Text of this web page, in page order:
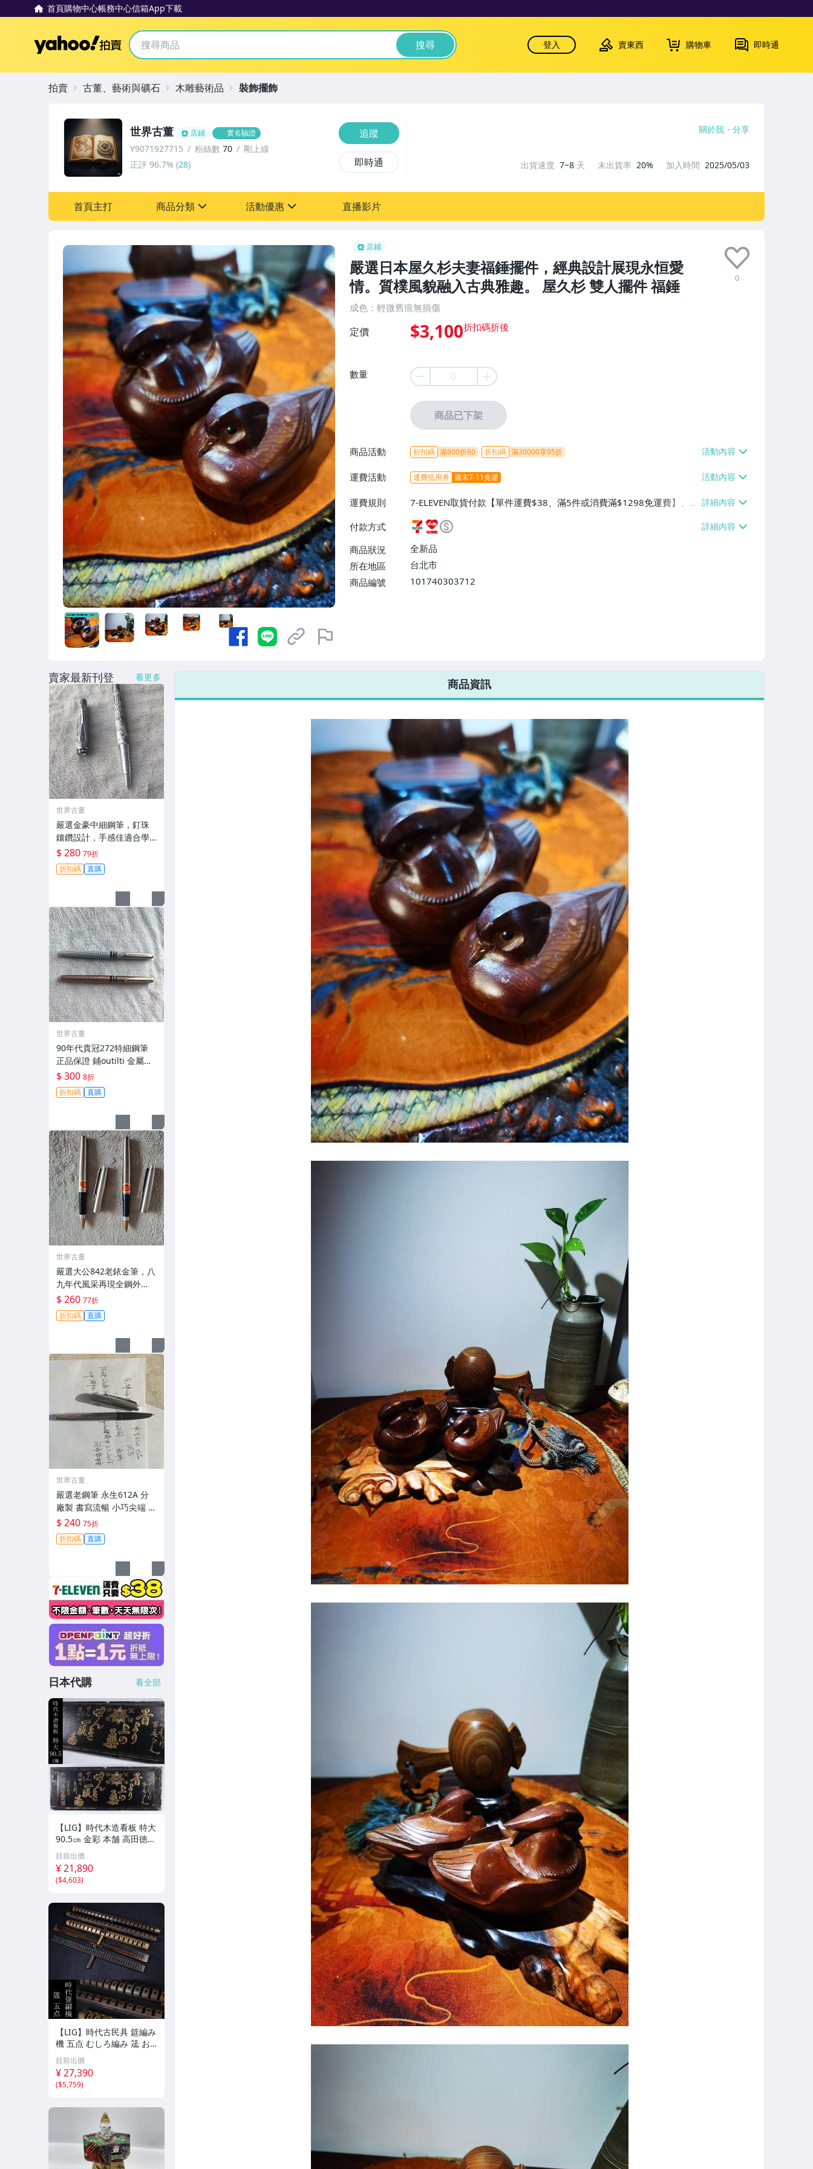
首頁購物中心帳務中心信箱App下載
Yahoo拍賣 搜尋 登入 賣東西 購物車 即時通
店鋪
嚴選日本屋久杉夫妻福錘擺件，經典設計展現永恒愛
情。質樸風貌融入古典雅趣。 屋久杉 雙人擺件 福錘
0
成色：輕微舊痕無損傷
定價 $3,100
數量
商品已下架
商品活動 折扣碼 滿800折60 折扣碼 滿30000享95折
運費活動 運費抵用券 週末7-11免運
運費規則
7-ELEVEN取貨付款【單件運費$38、滿5件或消費滿$1298免運費】、7-
ELEVEN取貨不付款【免運費】、萊爾富取貨付款【單件運費$60、滿5件
或消費滿$1298免運費】、宅配/貨運【單件運費$120、滿5件或消費滿
$1598免運費】
付款方式
商品狀況
全新品
所在地區
台北市
商品編號
101740303712
世界古董 店鋪 實名驗證
Y9071927715 粉絲數 70
剛上線
正評 96.7% (28)
追蹤
即時通
關於我 分享
出貨速度 7~8 天 未出貨率 20% 加入時間 2025/05/03
首頁主打 商品分類 活動優惠
[全店] 周年慶
直播影片
拍賣 古董、藝術與礦石 木雕藝術品 裝飾擺飾
商品資訊
賣家最新刊登 看更多
世界古董
嚴選金豪中細鋼筆，釘珠
鑲鑽設計，手感佳適合學
生寫作業 記筆記 金屬覆漆
材質 金豪 中細 鋪珠
$ 280 79折
折扣碼 直購
世界古董
90年代貴冠272特細鋼筆
正品保證 鋪outilti 金屬網
格特細筆尖書寫順滑 古典
美雅 貴冠272 特細鋼筆 鋪
outilti 金屬網格 細筆尖 9
$ 300 8折
折扣碼 直購
世界古董
嚴選大公842老銥金筆，八
九年代風采再現全鋼外
觀，隨機附送兩種筆夾。
全新未使用，保存極佳。 8
42老鋼筆 全鋼金筆 未用過
$ 260 77折
折扣碼 直購
世界古董
嚴選老鋼筆 永生612A 分
廠製 書寫流暢 小巧尖端 非
總廠出品 新品未染墨 試用
書寫順滑 永生612A 鋪筆
鋪筆尖
$ 240 75折
折扣碼 直購
日本代購 看全部
【LIG】時代木造看板 特大
90.5㎝ 金彩 本舗 高田徳左
衛門 古美術品 2606.676
目前出價
¥ 21,890
($4,603)
【LIG】時代古民具 筵編み
機 五点 むしろ編み 筬 お
さ 農具 古道具 2604.458
目前出價
¥ 27,390
($5,759)